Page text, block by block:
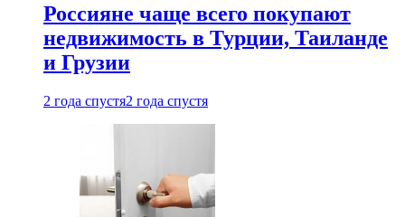
Россияне чаще всего покупают
недвижимость в Турции, Таиланде
и Грузии
2 года спустя2 года спустя